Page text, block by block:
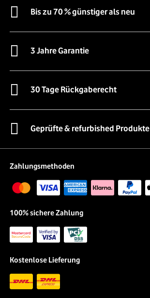
Bis zu 70 % günstiger als neu
3 Jahre Garantie
30 Tage Rückgaberecht
Geprüfte & refurbished Produkte
Zahlungsmethoden
100% sichere Zahlung
Kostenlose Lieferung